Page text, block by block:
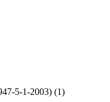
5-1-2003) (1)